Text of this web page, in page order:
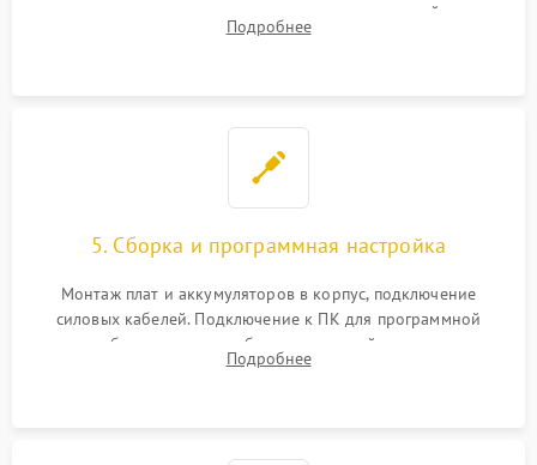
цепи зарядки и монтаж новых радиодеталей.
Восстановление поврежденных токоведущих дорожек и
Подробнее
5. Сборка и программная настройка
Монтаж плат и аккумуляторов в корпус, подключение
силовых кабелей. Подключение к ПК для программной
калибровки констант батареи, настройки порогов
срабатывания AVR и сброса счетчиков старения АКБ.
Подробнее